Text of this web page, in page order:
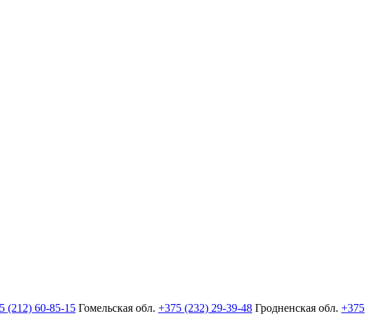
(212) 60-85-15 Гомельская обл. +375 (232) 29-39-48 Гродненская обл. +375